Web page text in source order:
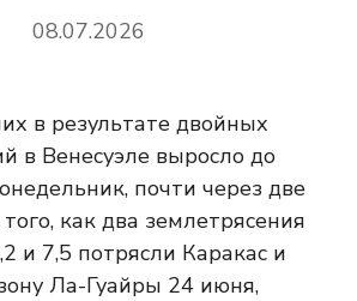
08.07.2026
в результате двойных
в Венесуэле выросло до
почти через две
как два землетрясения
и 7,5 потрясли Каракас и
Ла-Гуайры 24 июня,